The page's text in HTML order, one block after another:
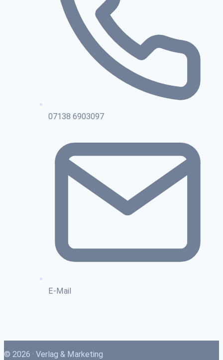
07138 6903097
E-Mail
© 2026 · Verlag & Marketing